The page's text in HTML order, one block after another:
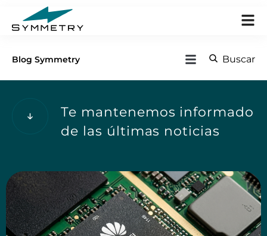
Blog Symmetry Buscar
Te mantenemos informado
de las últimas noticias